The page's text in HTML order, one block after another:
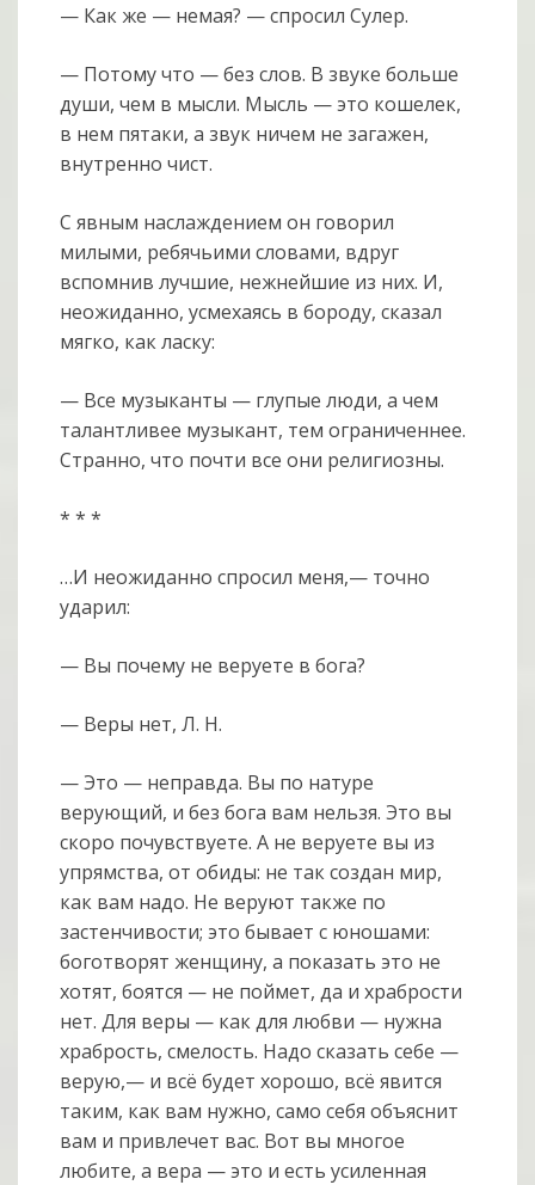
— Как же — немая? — спросил Сулер.
— Потому что — без слов. В звуке больше
души, чем в мысли. Мысль — это кошелек,
в нем пятаки, а звук ничем не загажен,
внутренно чист.
С явным наслаждением он говорил
милыми, ребячьими словами, вдруг
вспомнив лучшие, нежнейшие из них. И,
неожиданно, усмехаясь в бороду, сказал
мягко, как ласку:
— Все музыканты — глупые люди, а чем
талантливее музыкант, тем ограниченнее.
Странно, что почти все они религиозны.
* * *
…И неожиданно спросил меня,— точно
ударил:
— Вы почему не веруете в бога?
— Веры нет, Л. Н.
— Это — неправда. Вы по натуре
верующий, и без бога вам нельзя. Это вы
скоро почувствуете. А не веруете вы из
упрямства, от обиды: не так создан мир,
как вам надо. Не веруют также по
застенчивости; это бывает с юношами:
боготворят женщину, а показать это не
хотят, боятся — не поймет, да и храбрости
нет. Для веры — как для любви — нужна
храбрость, смелость. Надо сказать себе —
верую,— и всё будет хорошо, всё явится
таким, как вам нужно, само себя объяснит
вам и привлечет вас. Вот вы многое
любите, а вера — это и есть усиленная